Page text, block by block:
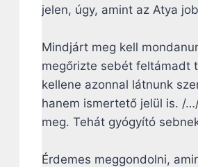
jelen, úgy, amint az Atya
Mindjárt meg kell
megőrizte sebét feltámadt
kellene azonnal látnunk
hanem ismertető jelül is. /
meg. Tehát gyógyító
Érdemes meggondolni,